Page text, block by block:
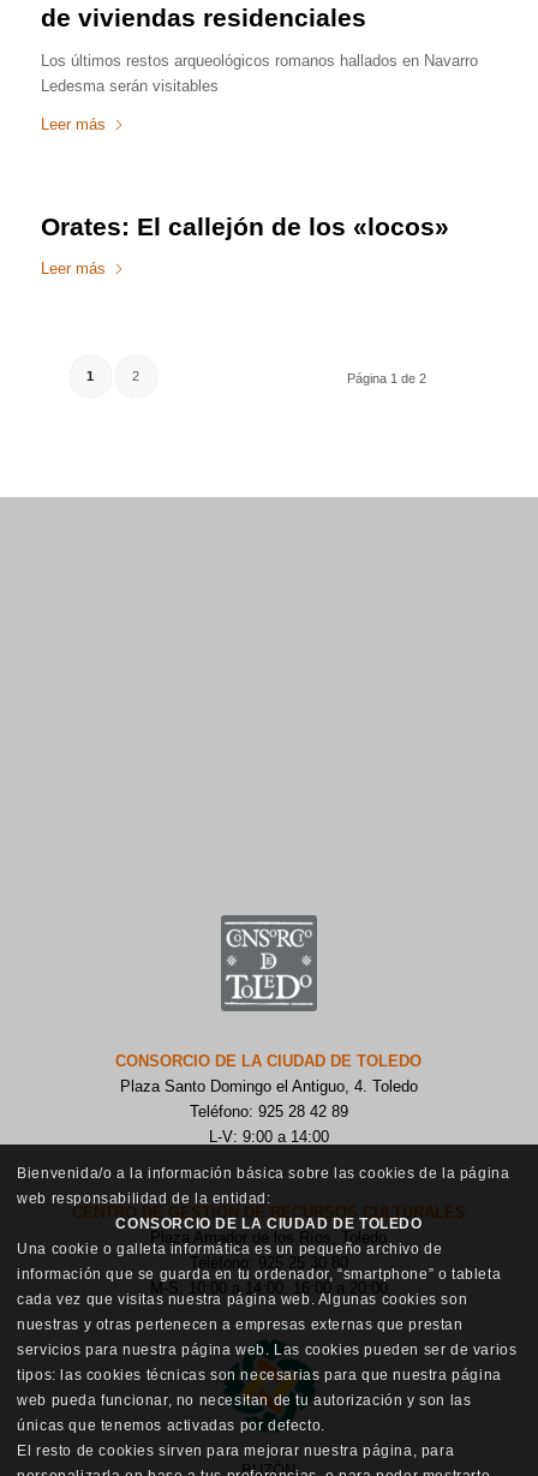
de viviendas residenciales
Los últimos restos arqueológicos romanos hallados en Navarro
Ledesma serán visitables
Leer más
Orates: El callejón de los «locos»
Leer más
Página 1 de 2
1 2
CONSORCIO DE LA CIUDAD DE TOLEDO
Plaza Santo Domingo el Antiguo, 4. Toledo
Teléfono: 925 28 42 89
L-V: 9:00 a 14:00
CENTRO DE GESTIÓN DE RECURSOS CULTURALES
Plaza Amador de los Ríos, Toledo
Teléfono: 925 25 30 80
M-S: 10:00 a 14:00, 16:00 a 20:00
BUZÓN
Bienvenida/o a la información básica sobre las cookies de la página
web responsabilidad de la entidad:
CONSORCIO DE LA CIUDAD DE TOLEDO
Una cookie o galleta informática es un pequeño archivo de
información que se guarda en tu ordenador, “smartphone” o tableta
cada vez que visitas nuestra página web. Algunas cookies son
nuestras y otras pertenecen a empresas externas que prestan
servicios para nuestra página web. Las cookies pueden ser de varios
tipos: las cookies técnicas son necesarias para que nuestra página
web pueda funcionar, no necesitan de tu autorización y son las
únicas que tenemos activadas por defecto.
El resto de cookies sirven para mejorar nuestra página, para